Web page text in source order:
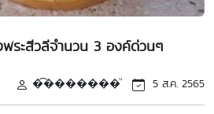
พระสีวลีจำนวน 3 องค์ด่วนๆ
�͡�������ͧ 5 ส.ค. 2565